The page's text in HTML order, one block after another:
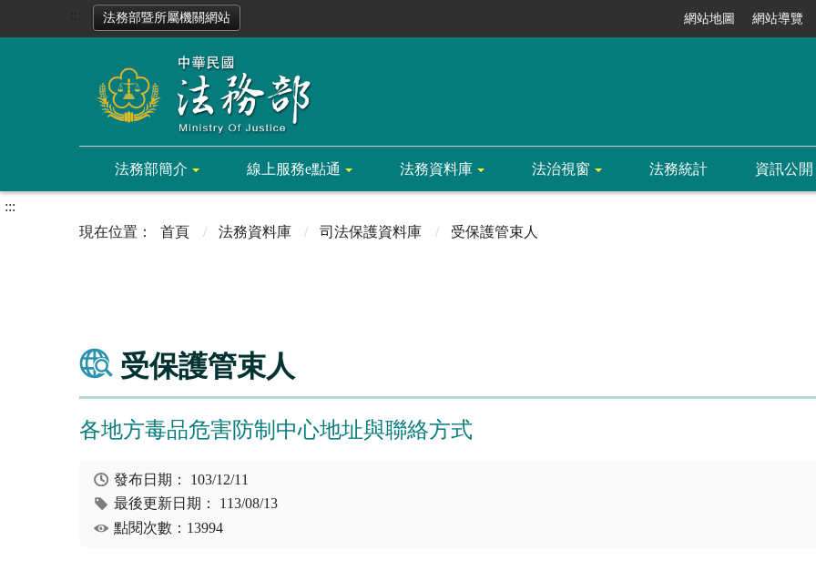
法務部暨所屬機關網站 網站地圖 網站導覽
法務部簡介 線上服務e點通 法務資料庫 法治視窗 法務統計 資訊公開
:::
首頁
法務資料庫 司法保護資料庫 受保護管束人
受保護管束人
各地方毒品危害防制中心地址與聯絡方式
發布日期： 103/12/11
最後更新日期： 113/08/13
點閱次數：13994